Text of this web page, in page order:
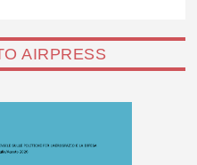
AIRPRESS